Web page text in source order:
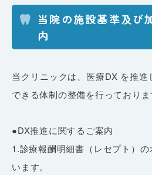
当院の施設基準及び
内
当クリニックは、医療DX を推
できる体制の整備を行っておりま
●DX推進に関するご案内
1.診療報酬明細書（レセプト）
います。